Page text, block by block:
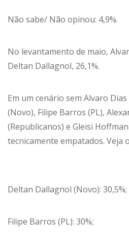
Não sabe/ Não opinou: 4,9%.
No levantamento de maio,
Deltan Dallagnol, 26,1%.
Em um cenário sem Alvaro
(Novo), Filipe Barros (PL),
(Republicanos) e Gleisi
tecnicamente empatados. Veja
Deltan Dallagnol (Novo): 30,5%;
Filipe Barros (PL): 30%;